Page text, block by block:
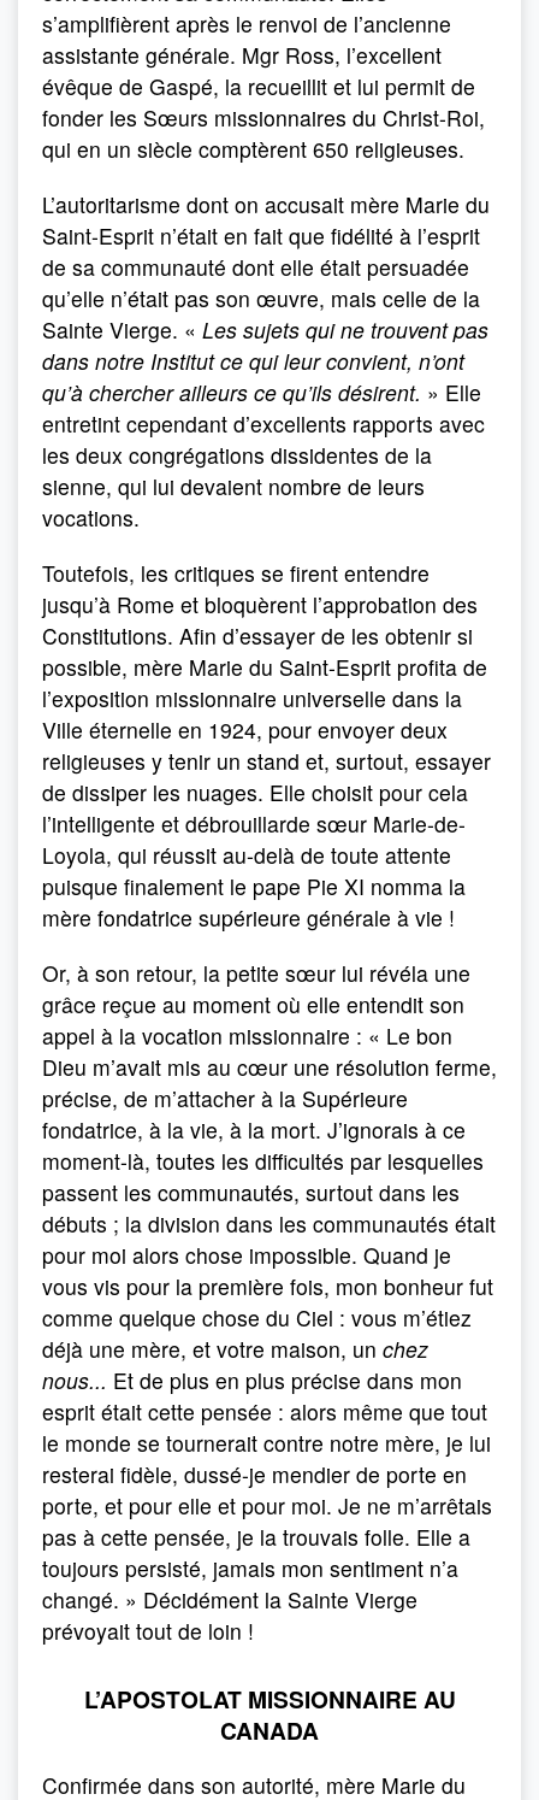
s’amplifièrent après le renvoi de l’ancienne
assistante générale. Mgr Ross, l’excellent
évêque de Gaspé, la recueillit et lui permit de
fonder les Sœurs missionnaires du Christ-Roi,
qui en un siècle comptèrent 650 religieuses.
L’autoritarisme dont on accusait mère Marie du
Saint-Esprit n’était en fait que fidélité à l’esprit
de sa communauté dont elle était persuadée
qu’elle n’était pas son œuvre, mais celle de la
Sainte Vierge. « Les sujets qui ne trouvent pas
dans notre Institut ce qui leur convient, n’ont
qu’à chercher ailleurs ce qu’ils désirent. » Elle
entretint cependant d’excellents rapports avec
les deux congrégations dissidentes de la
sienne, qui lui devaient nombre de leurs
vocations.
Toutefois, les critiques se firent entendre
jusqu’à Rome et bloquèrent l’approbation des
Constitutions. Afin d’essayer de les obtenir si
possible, mère Marie du Saint-Esprit profita de
l’exposition missionnaire universelle dans la
Ville éternelle en 1924, pour envoyer deux
religieuses y tenir un stand et, surtout, essayer
de dissiper les nuages. Elle choisit pour cela
l’intelligente et débrouillarde sœur Marie-de-
Loyola, qui réussit au-delà de toute attente
puisque finalement le pape Pie XI nomma la
mère fondatrice supérieure générale à vie !
Or, à son retour, la petite sœur lui révéla une
grâce reçue au moment où elle entendit son
appel à la vocation missionnaire : « Le bon
Dieu m’avait mis au cœur une résolution ferme,
précise, de m’attacher à la Supérieure
fondatrice, à la vie, à la mort. J’ignorais à ce
moment-là, toutes les difficultés par lesquelles
passent les communautés, surtout dans les
débuts ; la division dans les communautés était
pour moi alors chose impossible. Quand je
vous vis pour la première fois, mon bonheur fut
comme quelque chose du Ciel : vous m’étiez
déjà une mère, et votre maison, un chez
nous... Et de plus en plus précise dans mon
esprit était cette pensée : alors même que tout
le monde se tournerait contre notre mère, je lui
resterai fidèle, dussé-je mendier de porte en
porte, et pour elle et pour moi. Je ne m’arrêtais
pas à cette pensée, je la trouvais folle. Elle a
toujours persisté, jamais mon sentiment n’a
changé. » Décidément la Sainte Vierge
prévoyait tout de loin !
L’APOSTOLAT MISSIONNAIRE AU
CANADA
Confirmée dans son autorité, mère Marie du